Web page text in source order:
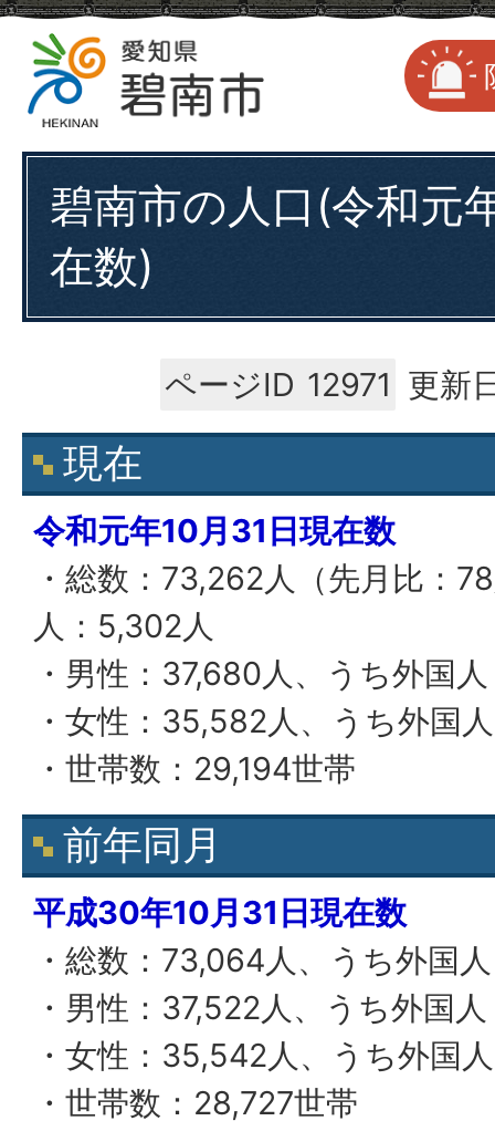
碧南市の人口(令和元
在数)
ページID 12971 更新
現在
令和元年10月31日現在数
・総数：73,262人（先月比：
人：5,302人
・男性：37,680人、うち外国
・女性：35,582人、うち外国
・世帯数：29,194世帯
前年同月
平成30年10月31日現在数
・総数：73,064人、うち外国
・男性：37,522人、うち外国
・女性：35,542人、うち外国
・世帯数：28,727世帯